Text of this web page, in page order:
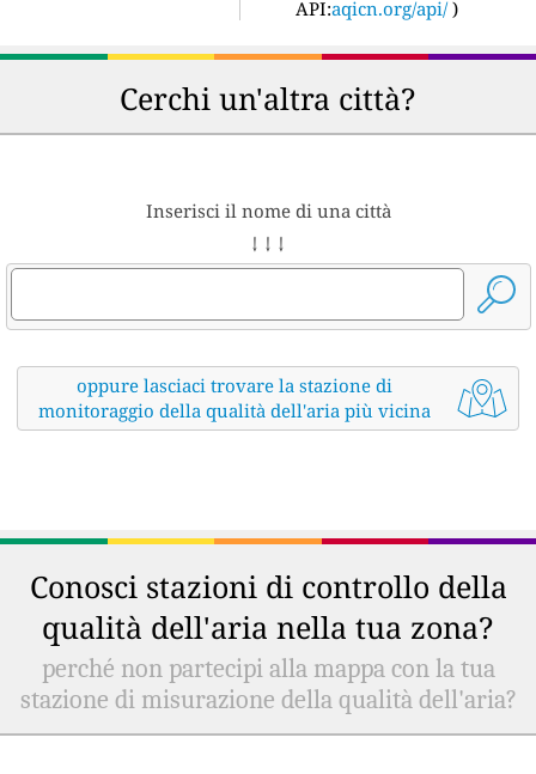
API:aqicn.org/api/ )
Cerchi un'altra città?
Inserisci il nome di una città
↓ ↓ ↓
oppure lasciaci trovare la stazione di
monitoraggio della qualità dell'aria più vicina
Conosci stazioni di controllo della
qualità dell'aria nella tua zona?
perché non partecipi alla mappa con la tua
stazione di misurazione della qualità dell'aria?